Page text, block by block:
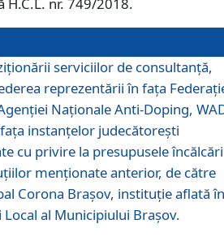
H.C.L. nr. 749/2018.
serviciilor de consultanță,
reprezentării în fața
Naționale Anti-Doping,
instanțelor judecătorești
cu privire la presupusele
menționate anterior, de către
Corona Braşov, instituție aflată în
al Municipiului Brașov.